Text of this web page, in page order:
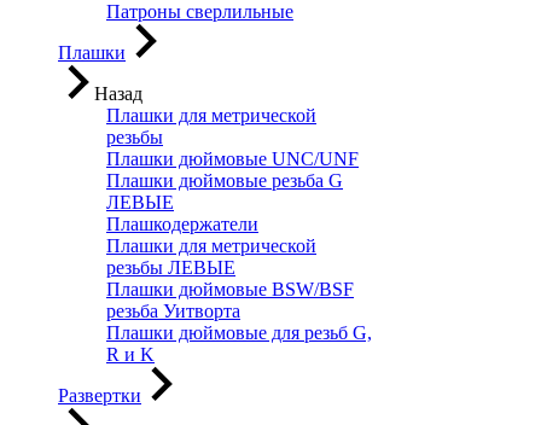
Патроны сверлильные
Плашки
Назад
Плашки для метрической
резьбы
Плашки дюймовые UNC/UNF
Плашки дюймовые резьба G
ЛЕВЫЕ
Плашкодержатели
Плашки для метрической
резьбы ЛЕВЫЕ
Плашки дюймовые BSW/BSF
резьба Уитворта
Плашки дюймовые для резьб G,
R и K
Развертки